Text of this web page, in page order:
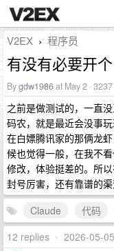
V2EX › 程序员
有没有必要开
Bygdw1986at May 2 ·
之前是做测试的，一直
码农，就是最近会没事
在白嫖腾讯家的那俩龙
候也觉得一般，在我不
修改，体验挺差的。所
封号厉害，还有靠谱的渠
Claude
代码
12 replies • 2026-05-